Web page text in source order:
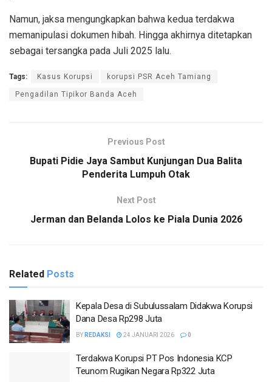
Namun, jaksa mengungkapkan bahwa kedua terdakwa
memanipulasi dokumen hibah. Hingga akhirnya ditetapkan
sebagai tersangka pada Juli 2025 lalu.
Tags: Kasus Korupsi korupsi PSR Aceh Tamiang
Pengadilan Tipikor Banda Aceh
Previous Post
Bupati Pidie Jaya Sambut Kunjungan Dua Balita
Penderita Lumpuh Otak
Next Post
Jerman dan Belanda Lolos ke Piala Dunia 2026
Related Posts
Kepala Desa di Subulussalam Didakwa Korupsi
Dana Desa Rp298 Juta
BY REDAKSI 24 JANUARI 2026 0
Terdakwa Korupsi PT Pos Indonesia KCP
Teunom Rugikan Negara Rp322 Juta